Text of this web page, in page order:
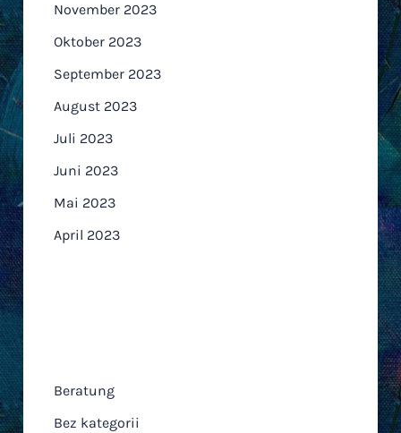
November 2023
Oktober 2023
September 2023
August 2023
Juli 2023
Juni 2023
Mai 2023
April 2023
Beratung
Bez kategorii